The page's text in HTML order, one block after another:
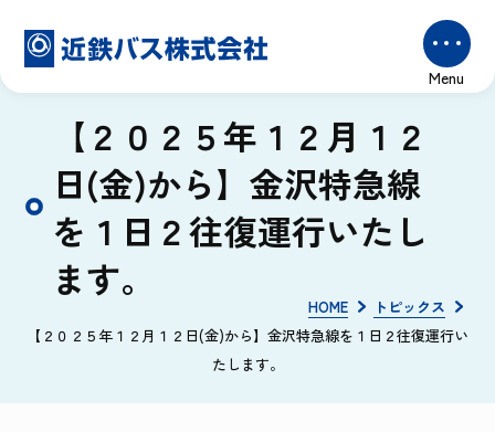
【２０２５年１２月１２
日(金)から】金沢特急線
を１日２往復運行いたし
ます。
HOME
トピックス
【２０２５年１２月１２日(金)から】金沢特急線を１日２往復運行い
たします。